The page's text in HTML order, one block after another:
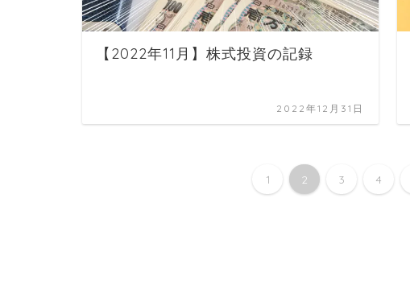
【2022年11月】株式投資の記録
2022年12月31日
1 2 3 4